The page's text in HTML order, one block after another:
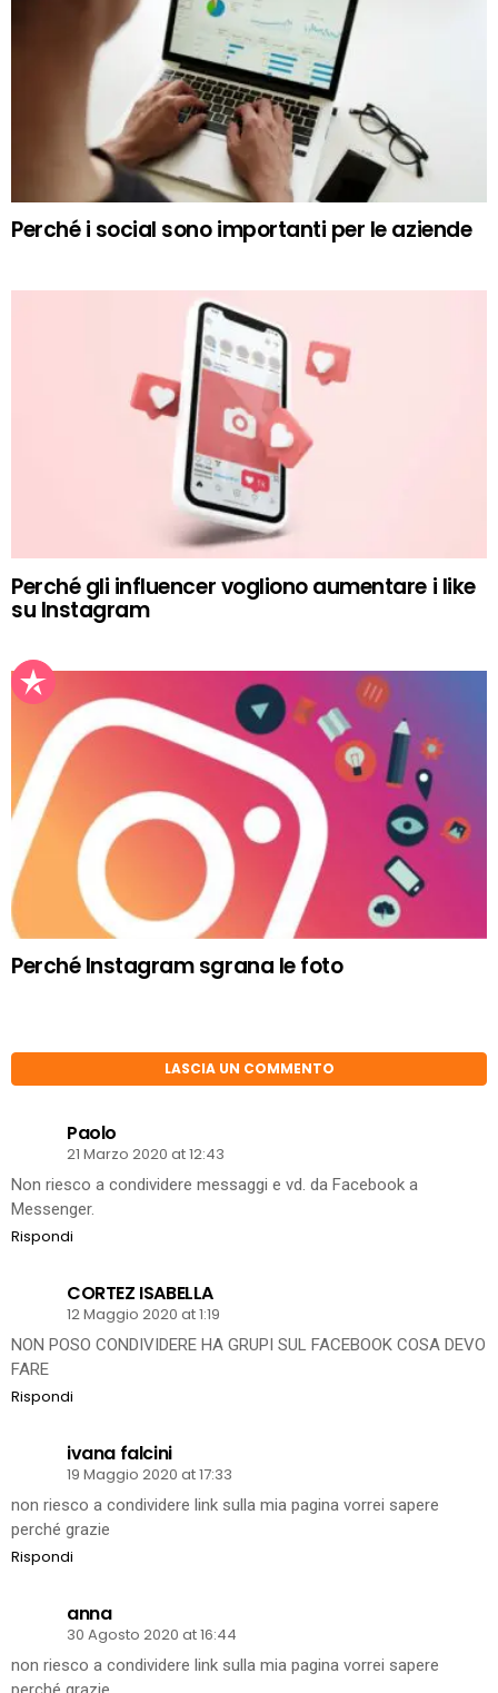
Perché i social sono importanti per le aziende
Perché gli influencer vogliono aumentare i like
su Instagram
Perché Instagram sgrana le foto
LASCIA UN COMMENTO
Paolo
21 Marzo 2020 at 12:43
Non riesco a condividere messaggi e vd. da Facebook a
Messenger.
Rispondi
CORTEZ ISABELLA
12 Maggio 2020 at 1:19
NON POSO CONDIVIDERE HA GRUPI SUL FACEBOOK COSA DEVO
FARE
Rispondi
ivana falcini
19 Maggio 2020 at 17:33
non riesco a condividere link sulla mia pagina vorrei sapere
perché grazie
Rispondi
anna
30 Agosto 2020 at 16:44
non riesco a condividere link sulla mia pagina vorrei sapere